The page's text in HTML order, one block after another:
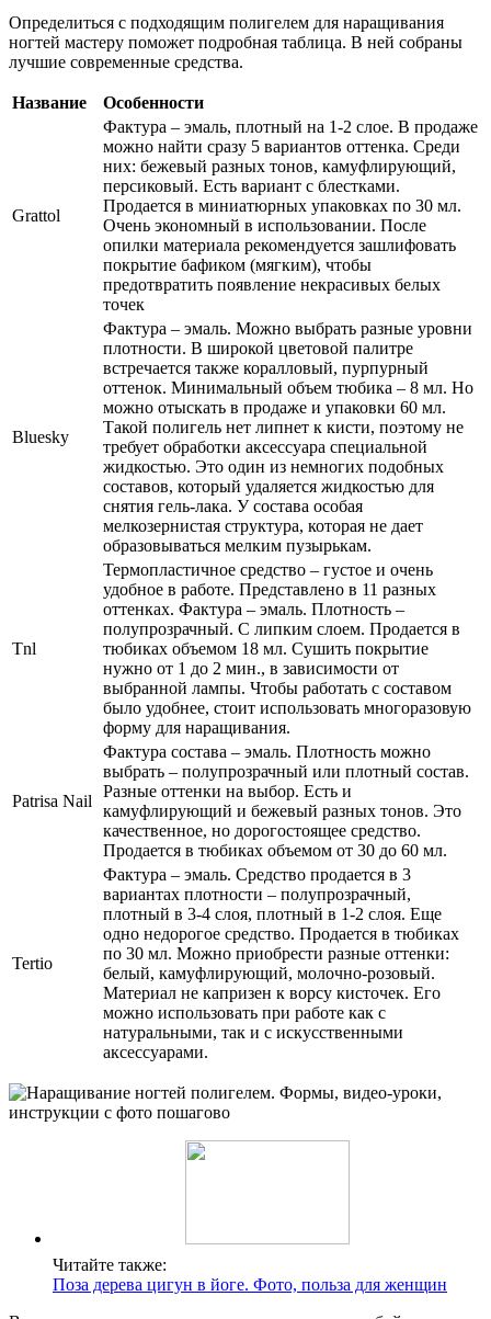
Определиться с подходящим полигелем для наращивания
ногтей мастеру поможет подробная таблица. В ней собраны
лучшие современные средства.
Название Особенности
Grattol
Фактура – эмаль, плотный на 1-2 слое. В продаже
можно найти сразу 5 вариантов оттенка. Среди
них: бежевый разных тонов, камуфлирующий,
персиковый. Есть вариант с блестками.
Продается в миниатюрных упаковках по 30 мл.
Очень экономный в использовании. После
опилки материала рекомендуется зашлифовать
покрытие бафиком (мягким), чтобы
предотвратить появление некрасивых белых
точек
Bluesky
Фактура – эмаль. Можно выбрать разные уровни
плотности. В широкой цветовой палитре
встречается также коралловый, пурпурный
оттенок. Минимальный объем тюбика – 8 мл. Но
можно отыскать в продаже и упаковки 60 мл.
Такой полигель нет липнет к кисти, поэтому не
требует обработки аксессуара специальной
жидкостью. Это один из немногих подобных
составов, который удаляется жидкостью для
снятия гель-лака. У состава особая
мелкозернистая структура, которая не дает
образовываться мелким пузырькам.
Tnl
Термопластичное средство – густое и очень
удобное в работе. Представлено в 11 разных
оттенках. Фактура – эмаль. Плотность –
полупрозрачный. С липким слоем. Продается в
тюбиках объемом 18 мл. Сушить покрытие
нужно от 1 до 2 мин., в зависимости от
выбранной лампы. Чтобы работать с составом
было удобнее, стоит использовать многоразовую
форму для наращивания.
Patrisa Nail
Фактура состава – эмаль. Плотность можно
выбрать – полупрозрачный или плотный состав.
Разные оттенки на выбор. Есть и
камуфлирующий и бежевый разных тонов. Это
качественное, но дорогостоящее средство.
Продается в тюбиках объемом от 30 до 60 мл.
Tertio
Фактура – эмаль. Средство продается в 3
вариантах плотности – полупрозрачный,
плотный в 3-4 слоя, плотный в 1-2 слоя. Еще
одно недорогое средство. Продается в тюбиках
по 30 мл. Можно приобрести разные оттенки:
белый, камуфлирующий, молочно-розовый.
Материал не капризен к ворсу кисточек. Его
можно использовать при работе как с
натуральными, так и с искусственными
аксессуарами.
Читайте также:
Поза дерева цигун в йоге. Фото, польза для женщин